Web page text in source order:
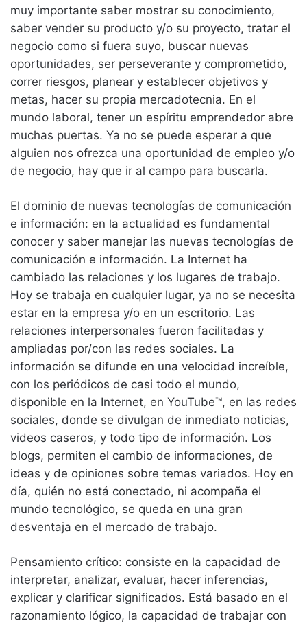
muy importante saber mostrar su conocimiento,
saber vender su producto y/o su proyecto, tratar el
negocio como si fuera suyo, buscar nuevas
oportunidades, ser perseverante y comprometido,
correr riesgos, planear y establecer objetivos y
metas, hacer su propia mercadotecnia. En el
mundo laboral, tener un espíritu emprendedor abre
muchas puertas. Ya no se puede esperar a que
alguien nos ofrezca una oportunidad de empleo y/o
de negocio, hay que ir al campo para buscarla.
El dominio de nuevas tecnologías de comunicación
e información: en la actualidad es fundamental
conocer y saber manejar las nuevas tecnologías de
comunicación e información. La Internet ha
cambiado las relaciones y los lugares de trabajo.
Hoy se trabaja en cualquier lugar, ya no se necesita
estar en la empresa y/o en un escritorio. Las
relaciones interpersonales fueron facilitadas y
ampliadas por/con las redes sociales. La
información se difunde en una velocidad increíble,
con los periódicos de casi todo el mundo,
disponible en la Internet, en YouTube™, en las redes
sociales, donde se divulgan de inmediato noticias,
videos caseros, y todo tipo de información. Los
blogs, permiten el cambio de informaciones, de
ideas y de opiniones sobre temas variados. Hoy en
día, quién no está conectado, ni acompaña el
mundo tecnológico, se queda en una gran
desventaja en el mercado de trabajo.
Pensamiento crítico: consiste en la capacidad de
interpretar, analizar, evaluar, hacer inferencias,
explicar y clarificar significados. Está basado en el
razonamiento lógico, la capacidad de trabajar con